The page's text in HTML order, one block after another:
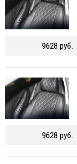
9628 руб.
9628 руб.